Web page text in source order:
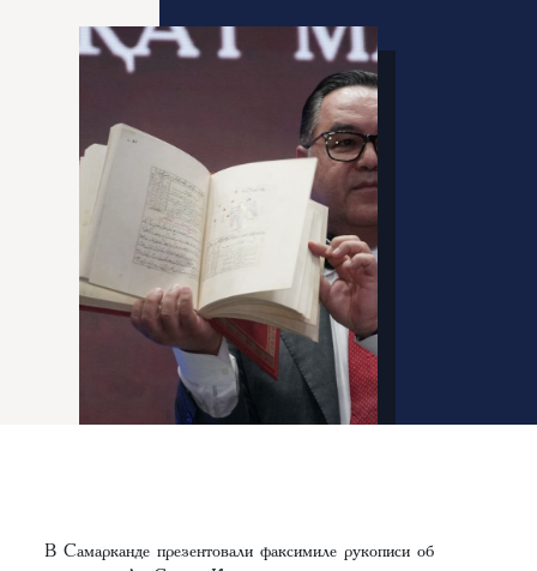
В Самарканде презентовали факсимиле рукописи об